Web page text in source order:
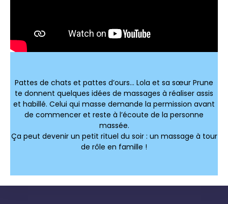
Pattes de chats et pattes d’ours… Lola et sa sœur Prune
te donnent quelques idées de massages à réaliser assis
et habillé. Celui qui masse demande la permission avant
de commencer et reste à l’écoute de la personne
massée.
Ça peut devenir un petit rituel du soir : un massage à tour
de rôle en famille !